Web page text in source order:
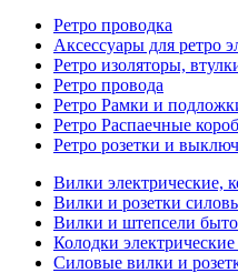
Ретро проводка
Аксессуары для ретро
Ретро изоляторы,
Ретро провода
Ретро Рамки и
Ретро Распаечные
Ретро розетки и
Вилки электрические,
Вилки и розетки
Вилки и штепсели
Колодки
Силовые вилки и